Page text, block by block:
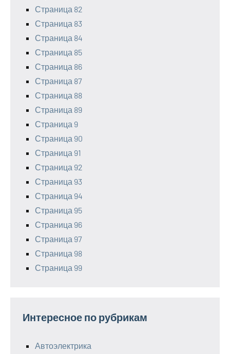
Страница 82
Страница 83
Страница 84
Страница 85
Страница 86
Страница 87
Страница 88
Страница 89
Страница 9
Страница 90
Страница 91
Страница 92
Страница 93
Страница 94
Страница 95
Страница 96
Страница 97
Страница 98
Страница 99
Интересное по рубрикам
Автоэлектрика